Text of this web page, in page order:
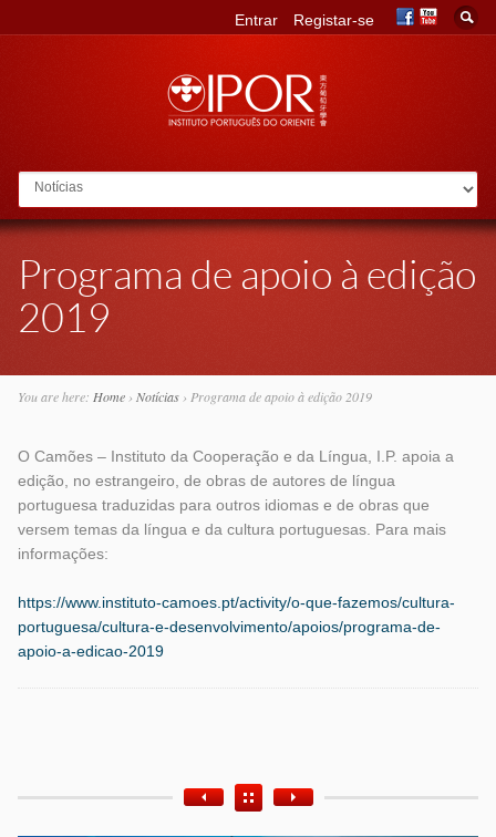
Go to:
Entrar Registar-se
Programa de apoio à edição
2019
You are here: Home› Notícias› Programa de apoio à edição 2019
O Camões – Instituto da Cooperação e da Língua, I.P. apoia a
edição, no estrangeiro, de obras de autores de língua
portuguesa traduzidas para outros idiomas e de obras que
versem temas da língua e da cultura portuguesas. Para mais
informações:
https://www.instituto-camoes.pt/activity/o-que-fazemos/cultura-
portuguesa/cultura-e-desenvolvimento/apoios/programa-de-
apoio-a-edicao-2019